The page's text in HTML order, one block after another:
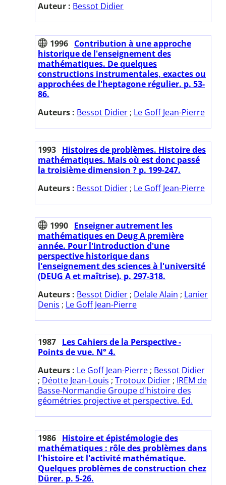
Auteur : Bessot Didier
1996 Contribution à une approche
historique de l'enseignement des
mathématiques. De quelques
constructions instrumentales, exactes ou
approchées de l'heptagone régulier. p. 53-
86.
Auteurs : Bessot Didier ; Le Goff Jean-Pierre
1993 Histoires de problèmes. Histoire des
mathématiques. Mais où est donc passé
la troisième dimension ? p. 199-247.
Auteurs : Bessot Didier ; Le Goff Jean-Pierre
1990 Enseigner autrement les
mathématiques en Deug A première
année. Pour l'introduction d'une
perspective historique dans
l'enseignement des sciences à l'université
(DEUG A et maîtrise). p. 297-318.
Auteurs : Bessot Didier ; Delale Alain ; Lanier
Denis ; Le Goff Jean-Pierre
1987 Les Cahiers de la Perspective -
Points de vue. N° 4.
Auteurs : Le Goff Jean-Pierre ; Bessot Didier
; Déotte Jean-Louis ; Trotoux Didier ; IREM de
Basse-Normandie Groupe d'histoire des
géométries projective et perspective. Ed.
1986 Histoire et épistémologie des
mathématiques : rôle des problèmes dans
l'histoire et l'activité mathématique.
Quelques problèmes de construction chez
Dürer. p. 5-26.